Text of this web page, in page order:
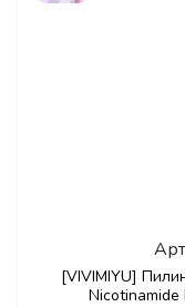
[VIVIMIYU]